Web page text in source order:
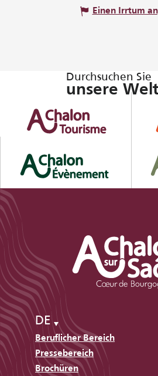
Einen Irrtum
Durchsuchen Sie
unsere
DE
Beruflicher Bereich
Pressebereich
Brochüren